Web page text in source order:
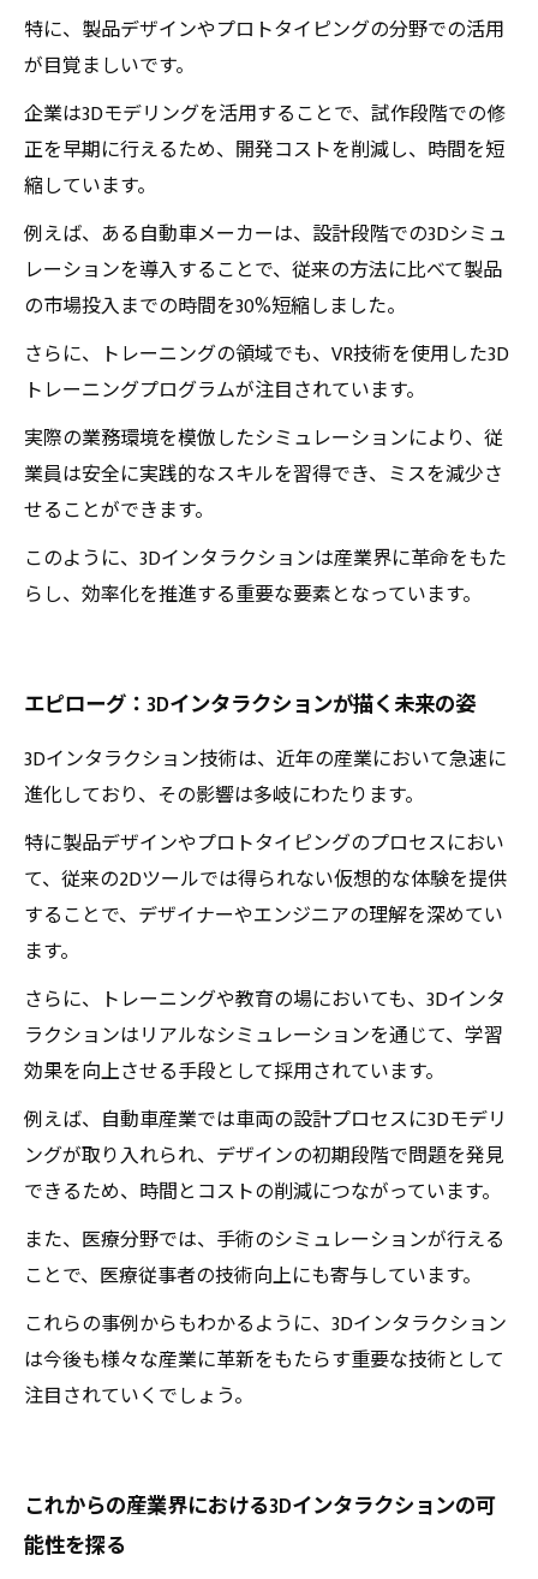
特に、製品デザインやプロトタイピングの分野での活用
が目覚ましいです。
企業は3Dモデリングを活用することで、試作段階での修
正を早期に行えるため、開発コストを削減し、時間を短
縮しています。
例えば、ある自動車メーカーは、設計段階での3Dシミュ
レーションを導入することで、従来の方法に比べて製品
の市場投入までの時間を30%短縮しました。
さらに、トレーニングの領域でも、VR技術を使用した3D
トレーニングプログラムが注目されています。
実際の業務環境を模倣したシミュレーションにより、従
業員は安全に実践的なスキルを習得でき、ミスを減少さ
せることができます。
このように、3Dインタラクションは産業界に革命をもた
らし、効率化を推進する重要な要素となっています。
エピローグ：3Dインタラクションが描く未来の姿
3Dインタラクション技術は、近年の産業において急速に
進化しており、その影響は多岐にわたります。
特に製品デザインやプロトタイピングのプロセスにおい
て、従来の2Dツールでは得られない仮想的な体験を提供
することで、デザイナーやエンジニアの理解を深めてい
ます。
さらに、トレーニングや教育の場においても、3Dインタ
ラクションはリアルなシミュレーションを通じて、学習
効果を向上させる手段として採用されています。
例えば、自動車産業では車両の設計プロセスに3Dモデリ
ングが取り入れられ、デザインの初期段階で問題を発見
できるため、時間とコストの削減につながっています。
また、医療分野では、手術のシミュレーションが行える
ことで、医療従事者の技術向上にも寄与しています。
これらの事例からもわかるように、3Dインタラクション
は今後も様々な産業に革新をもたらす重要な技術として
注目されていくでしょう。
これからの産業界における3Dインタラクションの可
能性を探る